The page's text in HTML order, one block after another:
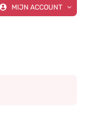
MIJN ACCOUNT